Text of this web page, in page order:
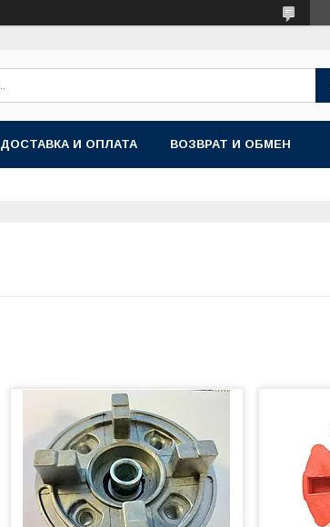
ДОСТАВКА И ОПЛАТА ВОЗВРАТ И ОБМЕН